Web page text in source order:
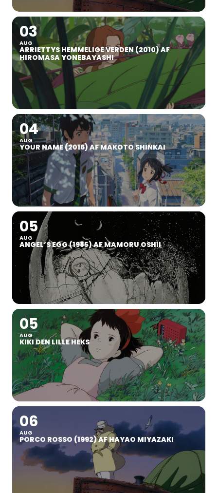
03
AUG
ARRIETTYS HEMMELIGE VERDEN (2010) AF
HIROMASA YONEBAYASHI
04
AUG
YOUR NAME (2016) AF MAKOTO SHINKAI
05
AUG
ANGEL’S EGG (1985) AF MAMORU OSHII
05
AUG
KIKI DEN LILLE HEKS
06
AUG
PORCO ROSSO (1992) AF HAYAO MIYAZAKI